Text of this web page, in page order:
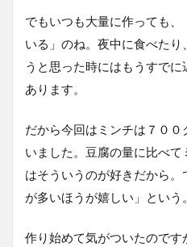
でもいつも大量に作っても
いる」のね。夜中に食べたり
うと思った時にはもうすで
あります。
だから今回はミンチは７０
いました。豆腐の量に比べ
はそういうのが好きだから
が多いほうが嬉しい」という
作り始めて気がついたので